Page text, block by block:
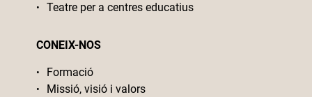
Teatre per a centres educatius
CONEIX-NOS
Formació
Missió, visió i valors